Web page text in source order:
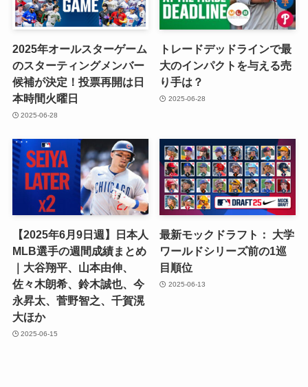
2025年オールスターゲーム
のスターティングメンバー
候補が決定！投票再開は日
本時間火曜日
2025-06-28
トレードデッドラインで最
大のインパクトを与える売
り手は？
2025-06-28
【2025年6月9日週】日本人
MLB選手の週間成績まとめ
｜大谷翔平、山本由伸、
佐々木朗希、鈴木誠也、今
永昇太、菅野智之、千賀滉
大ほか
2025-06-15
最新モックドラフト： 大学
ワールドシリーズ前の1巡
目順位
2025-06-13